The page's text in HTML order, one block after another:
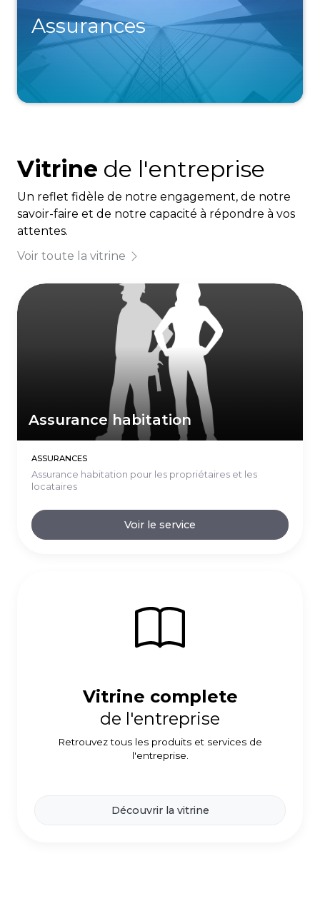
Assurances
Vitrine de l'entreprise
Un reflet fidèle de notre engagement, de notre
savoir-faire et de notre capacité à répondre à vos
attentes.
Voir toute la vitrine
Assurance habitation
ASSURANCES
Assurance habitation pour les propriétaires et les
locataires
Voir le service
Vitrine complete
de l'entreprise
Retrouvez tous les produits et services de
l'entreprise.
Découvrir la vitrine